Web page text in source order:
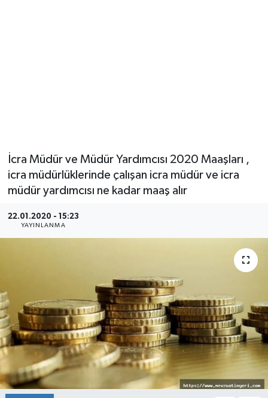
İcra Müdür ve Müdür Yardımcısı 2020 Maaşları ,
icra müdürlüklerinde çalışan icra müdür ve icra
müdür yardımcısı ne kadar maaş alır
22.01.2020 - 15:23
YAYINLANMA